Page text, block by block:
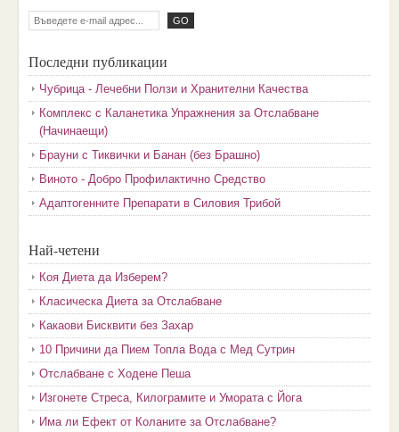
Последни публикации
Чубрица - Лечебни Ползи и Хранителни Качества
Комплекс с Каланетика Упражнения за Отслабване
(Начинаещи)
Брауни с Тиквички и Банан (без Брашно)
Виното - Добро Профилактично Средство
Адаптогенните Препарати в Силовия Трибой
Най-четени
Коя Диета да Изберем?
Класическа Диета за Отслабване
Какаови Бисквити без Захар
10 Причини да Пием Топла Вода с Мед Сутрин
Отслабване с Ходене Пеша
Изгонете Стреса, Килограмите и Умората с Йога
Има ли Ефект от Коланите за Отслабване?